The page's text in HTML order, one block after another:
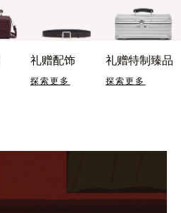
礼赠配饰
探索更多
礼赠特制臻品
探索更多